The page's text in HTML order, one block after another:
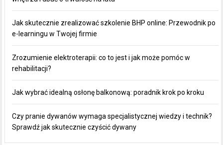
Jak skutecznie zrealizować szkolenie BHP online: Przewodnik po
e-learningu w Twojej firmie
Zrozumienie elektroterapii: co to jest i jak może pomóc w
rehabilitacji?
Jak wybrać idealną osłonę balkonową: poradnik krok po kroku
Czy pranie dywanów wymaga specjalistycznej wiedzy i technik?
Sprawdź jak skutecznie czyścić dywany